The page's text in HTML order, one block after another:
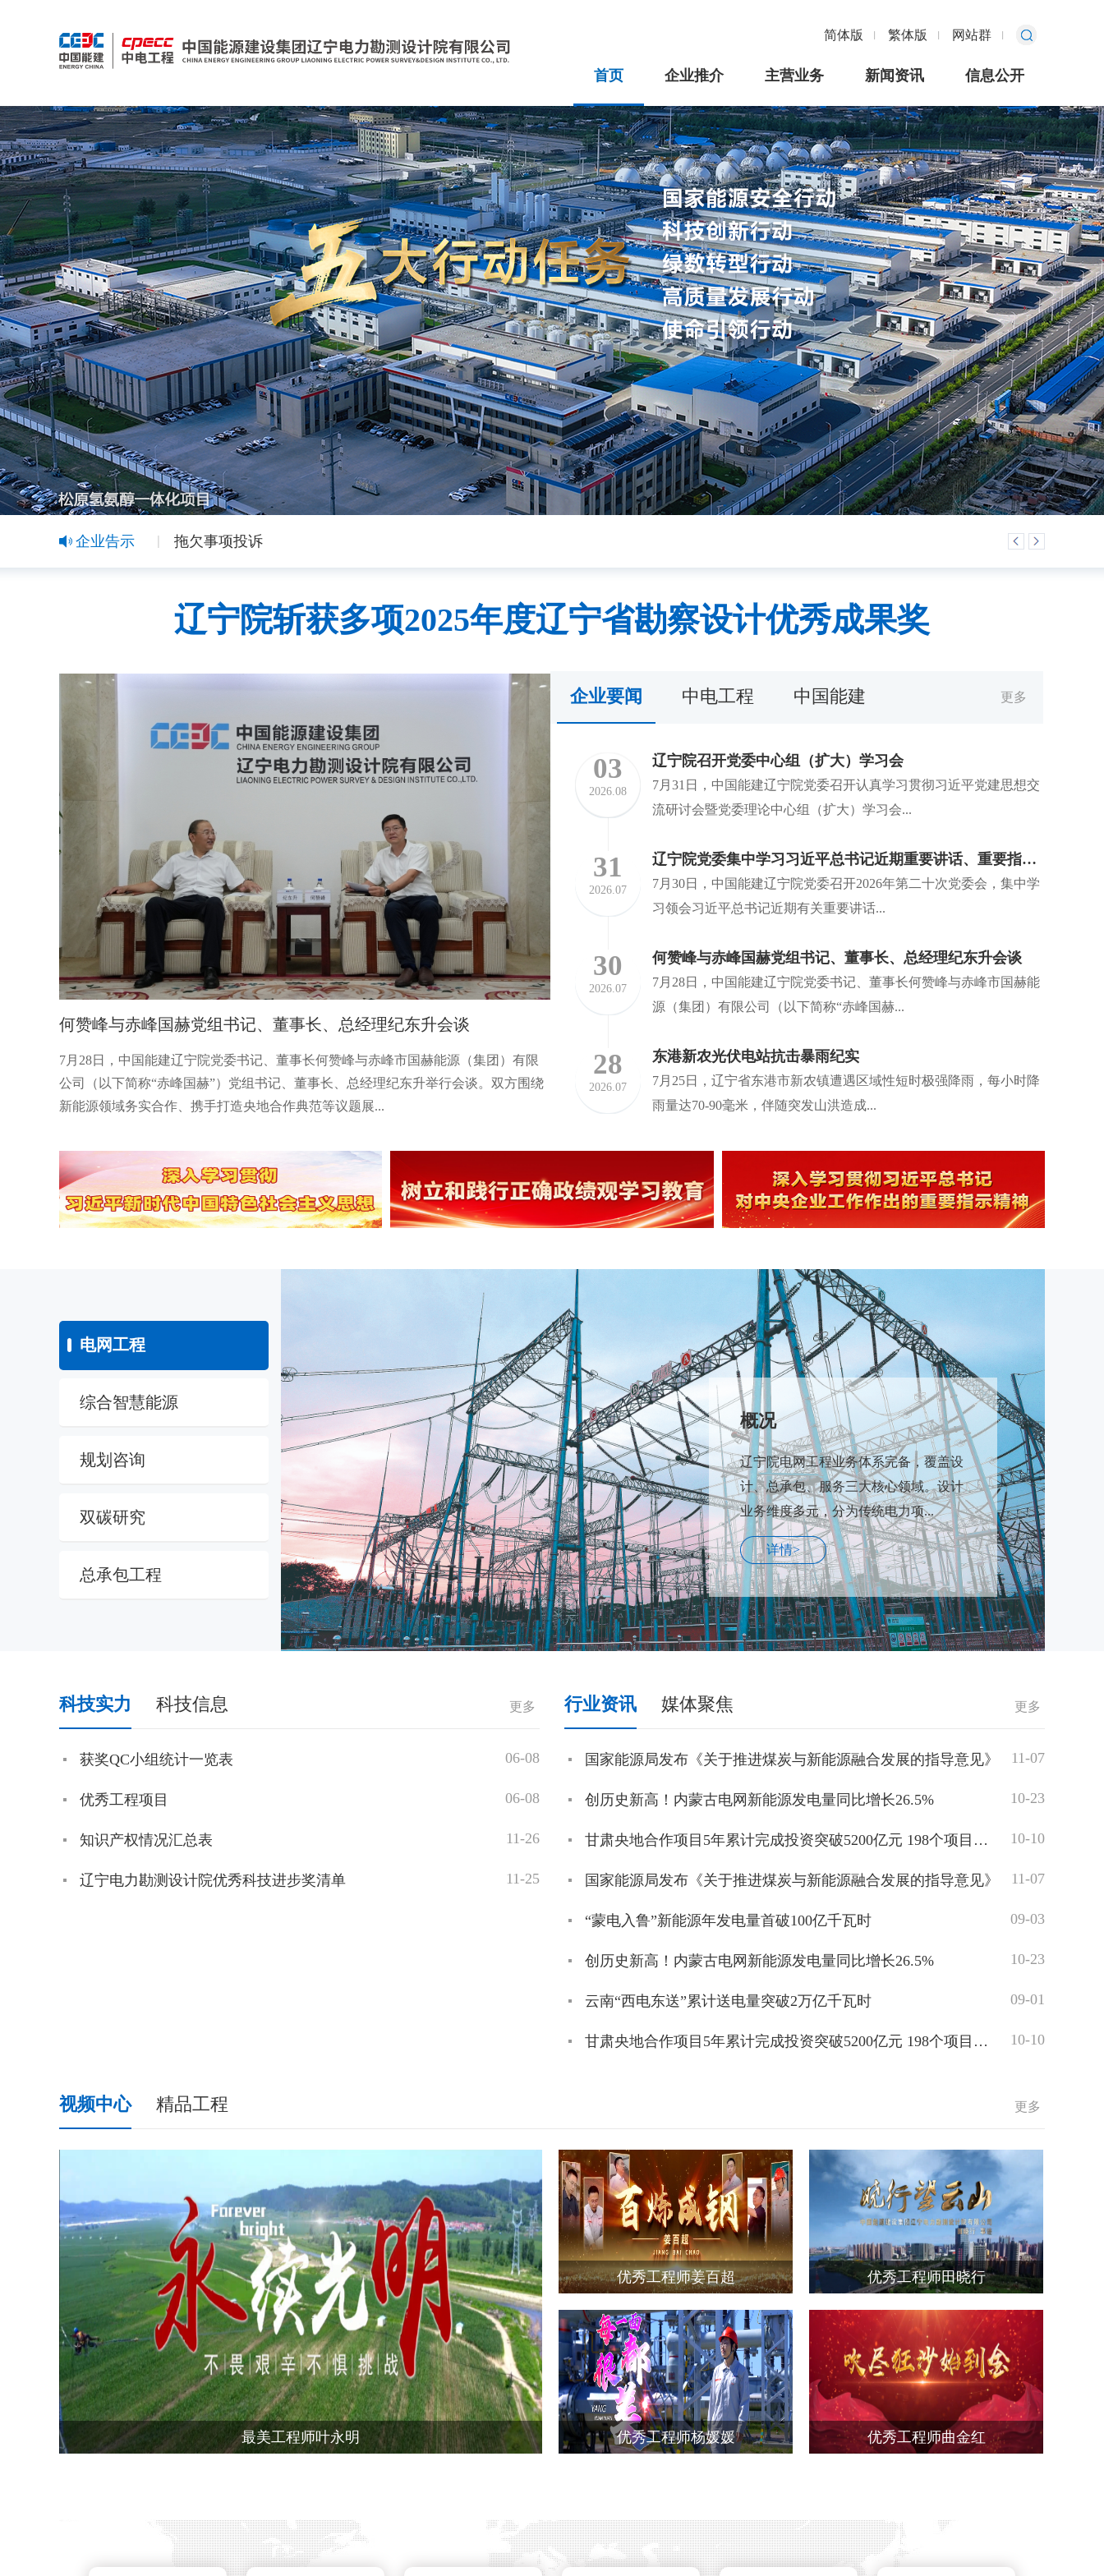
简体版 繁体版 网站群
首页 企业推介 主营业务 新闻资讯 信息公开
企业告示 拖欠事项投诉
辽宁院斩获多项2025年度辽宁省勘察设计优秀成果奖
何赞峰与赤峰国赫党组书记、董事长、总经理纪东升会谈
7月28日，中国能建辽宁院党委书记、董事长何赞峰与赤峰市国赫能源（集团）有限
公司（以下简称“赤峰国赫”）党组书记、董事长、总经理纪东升举行会谈。双方围绕
新能源领域务实合作、携手打造央地合作典范等议题展...
7月22日，中国能建辽宁院党委书记、董事长何赞峰与东港市委副书记、市长迟长春
开展新能源合作交流座谈。双方就高质量推动东港市储能项目、风光储一体化、海上
风电、绿色燃料等合作事项进行深入交流，并达成广泛共...
企业要闻 中电工程 中国能建 更多
03
2026.08
辽宁院召开党委中心组（扩大）学习会
7月31日，中国能建辽宁院党委召开认真学习贯彻习近平党建思想交
流研讨会暨党委理论中心组（扩大）学习会...
31
2026.07
辽宁院党委集中学习习近平总书记近期重要讲话、重要指示批示精神
7月30日，中国能建辽宁院党委召开2026年第二十次党委会，集中学
习领会习近平总书记近期有关重要讲话...
30
2026.07
何赞峰与赤峰国赫党组书记、董事长、总经理纪东升会谈
7月28日，中国能建辽宁院党委书记、董事长何赞峰与赤峰市国赫能
源（集团）有限公司（以下简称“赤峰国赫...
28
2026.07
东港新农光伏电站抗击暴雨纪实
7月25日，辽宁省东港市新农镇遭遇区域性短时极强降雨，每小时降
雨量达70-90毫米，伴随突发山洪造成...
电网工程
综合智慧能源
规划咨询
双碳研究
总承包工程
概况
辽宁院电网工程业务体系完备，覆盖设
计、总承包、服务三大核心领域。设计
业务维度多元，分为传统电力项...
详情>
科技实力 科技信息 更多
获奖QC小组统计一览表 06-08
优秀工程项目 06-08
知识产权情况汇总表 11-26
辽宁电力勘测设计院优秀科技进步奖清单 11-25
我国已成为全球光热发电新增装机绝对主力 07-22
我国首创550千伏快速六氟化硫断路器 07-22
新一代调度系统护航夏季达沃斯论坛全绿电用能 07-08
全球首台500kV级工业整流变压器交付 07-08
我国单机容量最大抽水蓄能电站——天台抽水蓄能电站全面投产 07-08
首台高海拔专用风电齿轮箱完成吊装 07-08
创新铸就重器 金沙绿电奔涌 07-08
为能源安全筑起“钢铁长城” 07-08
行业资讯 媒体聚焦 更多
国家能源局发布《关于推进煤炭与新能源融合发展的指导意见》 11-07
创历史新高！内蒙古电网新能源发电量同比增长26.5% 10-23
甘肃央地合作项目5年累计完成投资突破5200亿元 198个项目建成投产 10-10
国家能源局发布《关于推进煤炭与新能源融合发展的指导意见》 11-07
“蒙电入鲁”新能源年发电量首破100亿千瓦时 09-03
创历史新高！内蒙古电网新能源发电量同比增长26.5% 10-23
云南“西电东送”累计送电量突破2万亿千瓦时 09-01
甘肃央地合作项目5年累计完成投资突破5200亿元 198个项目建成投产 10-10
视频中心 精品工程 更多
最美工程师叶永明
优秀工程师姜百超 优秀工程师田晓行
优秀工程师杨媛媛 优秀工程师曲金红